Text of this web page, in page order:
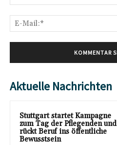
Aktuelle Nachrichten
Stuttgart startet Kampagne
zum Tag der Pflegenden und
rückt Beruf ins öffentliche
Bewusstsein